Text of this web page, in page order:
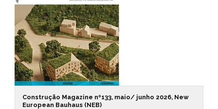
Construção Magazine nº133, maio/ junho 2026, New
European Bauhaus (NEB)